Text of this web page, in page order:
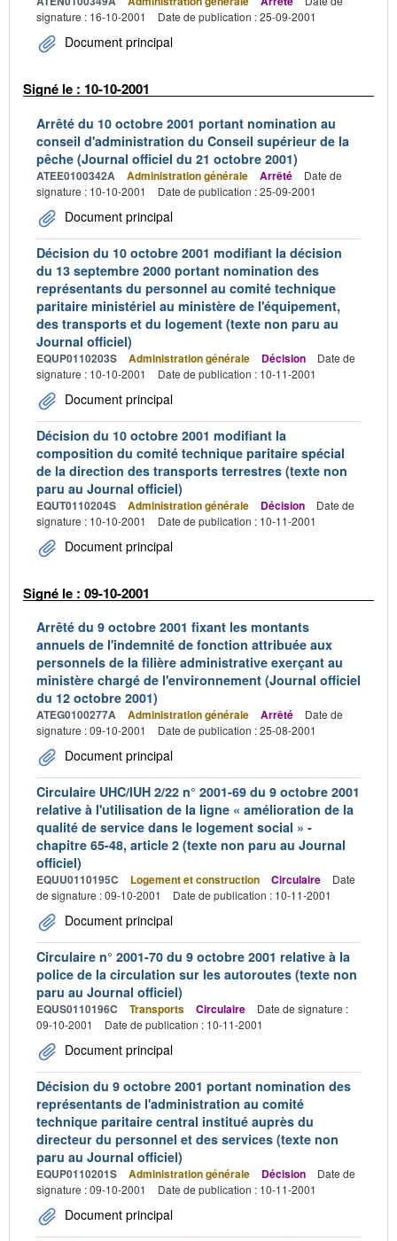
signature : 16-10-2001
Date de publication : 25-09-2001
Document principal
Signé le : 10-10-2001
Arrêté du 10 octobre 2001 portant nomination au
conseil d'administration du Conseil supérieur de la
pêche (Journal officiel du 21 octobre 2001)
ATEE0100342A Administration générale Arrêté
Date de
signature : 10-10-2001
Date de publication : 25-09-2001
Document principal
Décision du 10 octobre 2001 modifiant la décision
du 13 septembre 2000 portant nomination des
représentants du personnel au comité technique
paritaire ministériel au ministère de l'équipement,
des transports et du logement (texte non paru au
Journal officiel)
EQUP0110203S Administration générale Décision
Date de
signature : 10-10-2001
Date de publication : 10-11-2001
Document principal
Décision du 10 octobre 2001 modifiant la
composition du comité technique paritaire spécial
de la direction des transports terrestres (texte non
paru au Journal officiel)
EQUT0110204S Administration générale Décision
Date de
signature : 10-10-2001
Date de publication : 10-11-2001
Document principal
Signé le : 09-10-2001
Arrêté du 9 octobre 2001 fixant les montants
annuels de l'indemnité de fonction attribuée aux
personnels de la filière administrative exerçant au
ministère chargé de l'environnement (Journal officiel
du 12 octobre 2001)
ATEG0100277A Administration générale Arrêté
Date de
signature : 09-10-2001
Date de publication : 25-08-2001
Document principal
Circulaire UHC/IUH 2/22 n° 2001-69 du 9 octobre 2001
relative à l'utilisation de la ligne « amélioration de la
qualité de service dans le logement social » -
chapitre 65-48, article 2 (texte non paru au Journal
officiel)
EQUU0110195C Logement et construction Circulaire
Date
de signature : 09-10-2001
Date de publication : 10-11-2001
Document principal
Circulaire n° 2001-70 du 9 octobre 2001 relative à la
police de la circulation sur les autoroutes (texte non
paru au Journal officiel)
EQUS0110196C Transports Circulaire
Date de signature :
09-10-2001
Date de publication : 10-11-2001
Document principal
Décision du 9 octobre 2001 portant nomination des
représentants de l'administration au comité
technique paritaire central institué auprès du
directeur du personnel et des services (texte non
paru au Journal officiel)
EQUP0110201S Administration générale Décision
Date de
signature : 09-10-2001
Date de publication : 10-11-2001
Document principal